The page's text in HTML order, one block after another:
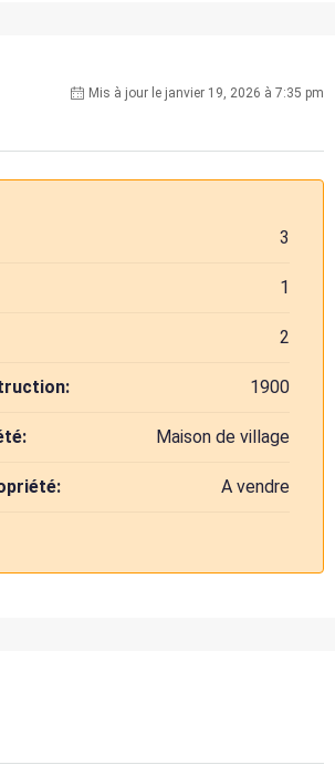
Mis à jour le janvier 19, 2026 à 7:35 pm
3
1
2
1900
Maison de village
A vendre